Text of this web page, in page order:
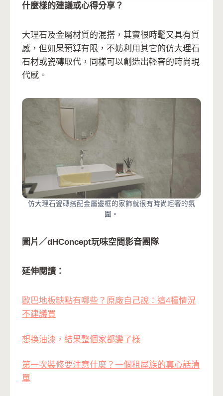
什麼樣的建議或心得分享？
大理石及金屬材質的混搭，其實很時髦又具有質
感，但如果預算有限，不妨利用其它的仿大理石
石材或瓷磚取代，同樣可以創造出輕奢的時尚現
代感。
仿大理石瓷磚搭配金屬邊框的家飾就很有時尚輕奢的氛
圍。
圖片／dHConcept玩味空間影音團隊
延伸閱讀：
歐巴地板缺點有哪些？原廠自己說：這4種情況
不建議買
想換油漆，結果整個家都變了樣
第一次裝修要注意什麼？一個租屋族的真心話清
單